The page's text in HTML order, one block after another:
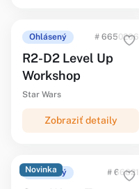
Ohlásený # 6650266
R2-D2 Level Up
Workshop
Star Wars
Zobraziť detaily
Novinka
Ohlásený # 66821